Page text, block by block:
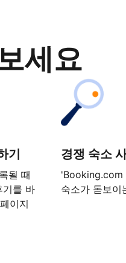
세요
기
될 때
기를 바
이지
경쟁 숙소
'Booking.com
숙소가 돋보이